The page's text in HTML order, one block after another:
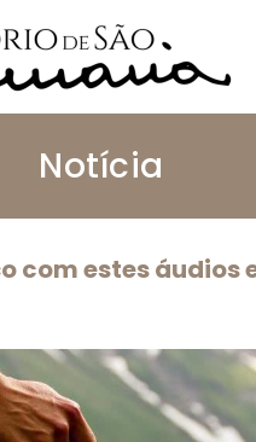
Notícia
com estes áudios